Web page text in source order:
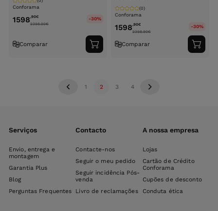
Conforama
1598,90€
2398.90€
-30%
Comparar
Adicionar
ao
Conforama
(0)
1598,90€
2398.90€
-30%
Comparar
ao
1 2 3 4
Serviços
Envio, entrega e
montagem
Garantia Plus
Blog
Perguntas Frequentes
Contacto
Contacte-nos
Seguir o meu pedido
Seguir incidência Pós-
venda
Livro de reclamações
A nossa empresa
Lojas
Cartão de Crédito
Conforama
Cupões de desconto
Conduta ética